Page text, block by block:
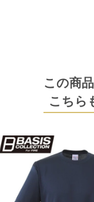
この商
こちら